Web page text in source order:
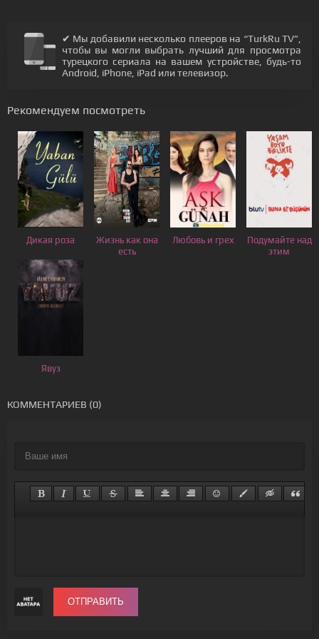
✔ Мы добавили несколько плееров на “TurkRu TV”,
чтобы вы могли выбрать лучший для просмотра
турецкого сериала на вашем устройстве, будь-то
Android, iPhone, iPad или телевизор.
Рекомендуем посмотреть
Дикая роза
Жизнь как она
есть
Любовь и грех
Подумайте над
этим
Явуз
КОММЕНТАРИЕВ (0)
ОТПРАВИТЬ